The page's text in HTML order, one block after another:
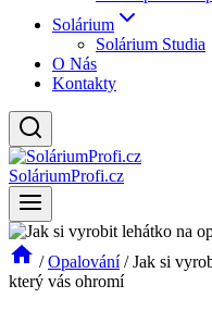
Solárium
Solárium Studia
O Nás
Kontakty
SoláriumProfi.cz
/ Opalování / Jak si
který vás ohromí